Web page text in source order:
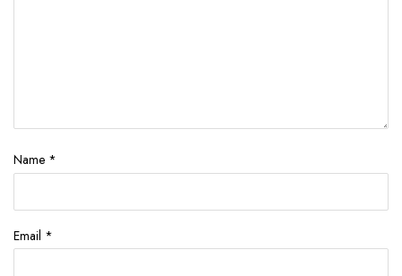
Name *
Email *